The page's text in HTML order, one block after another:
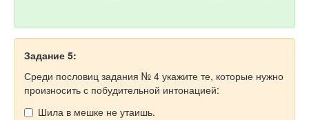
Задание 5:
Среди пословиц задания № 4 укажите те, которые нужно
произносить с побудительной интонацией:
Шила в мешке не утаишь.